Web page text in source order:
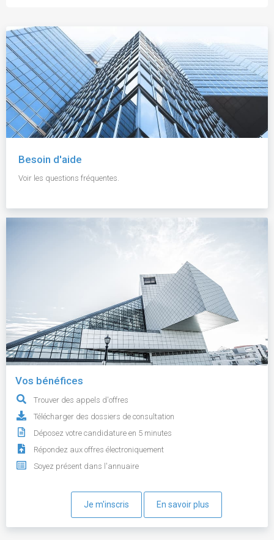
Besoin d'aide
Voir les questions fréquentes.
Vos bénéfices
Trouver des appels d'offres
Télécharger des dossiers de consultation
Déposez votre candidature en 5 minutes
Répondez aux offres électroniquement
Soyez présent dans l'annuaire
Je m'inscris En savoir plus